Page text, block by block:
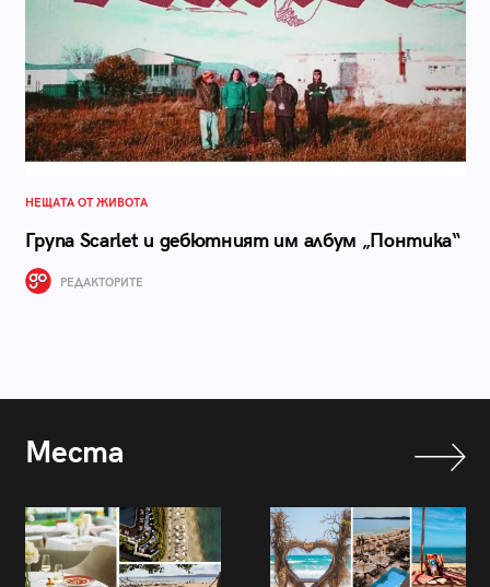
НЕЩАТА ОТ ЖИВОТА
Група Scarlet и дебютният им албум „Понтика“
РЕДАКТОРИТЕ
Места